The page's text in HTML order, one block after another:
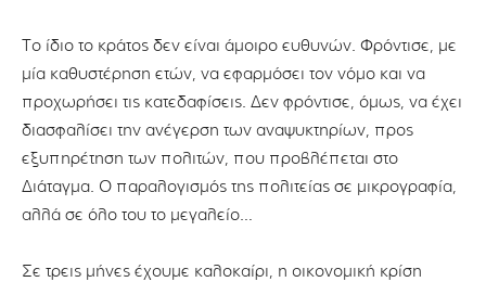
Το ίδιο το κράτος δεν είναι άμοιρο ευθυνών. Φρόντισε, με
μία καθυστέρηση ετών, να εφαρμόσει τον νόμο και να
προχωρήσει τις κατεδαφίσεις. Δεν φρόντισε, όμως, να έχει
διασφαλίσει την ανέγερση των αναψυκτηρίων, προς
εξυπηρέτηση των πολιτών, που προβλέπεται στο
Διάταγμα. Ο παραλογισμός της πολιτείας σε μικρογραφία,
αλλά σε όλο του το μεγαλείο…
Σε τρεις μήνες έχουμε καλοκαίρι, η οικονομική κρίση